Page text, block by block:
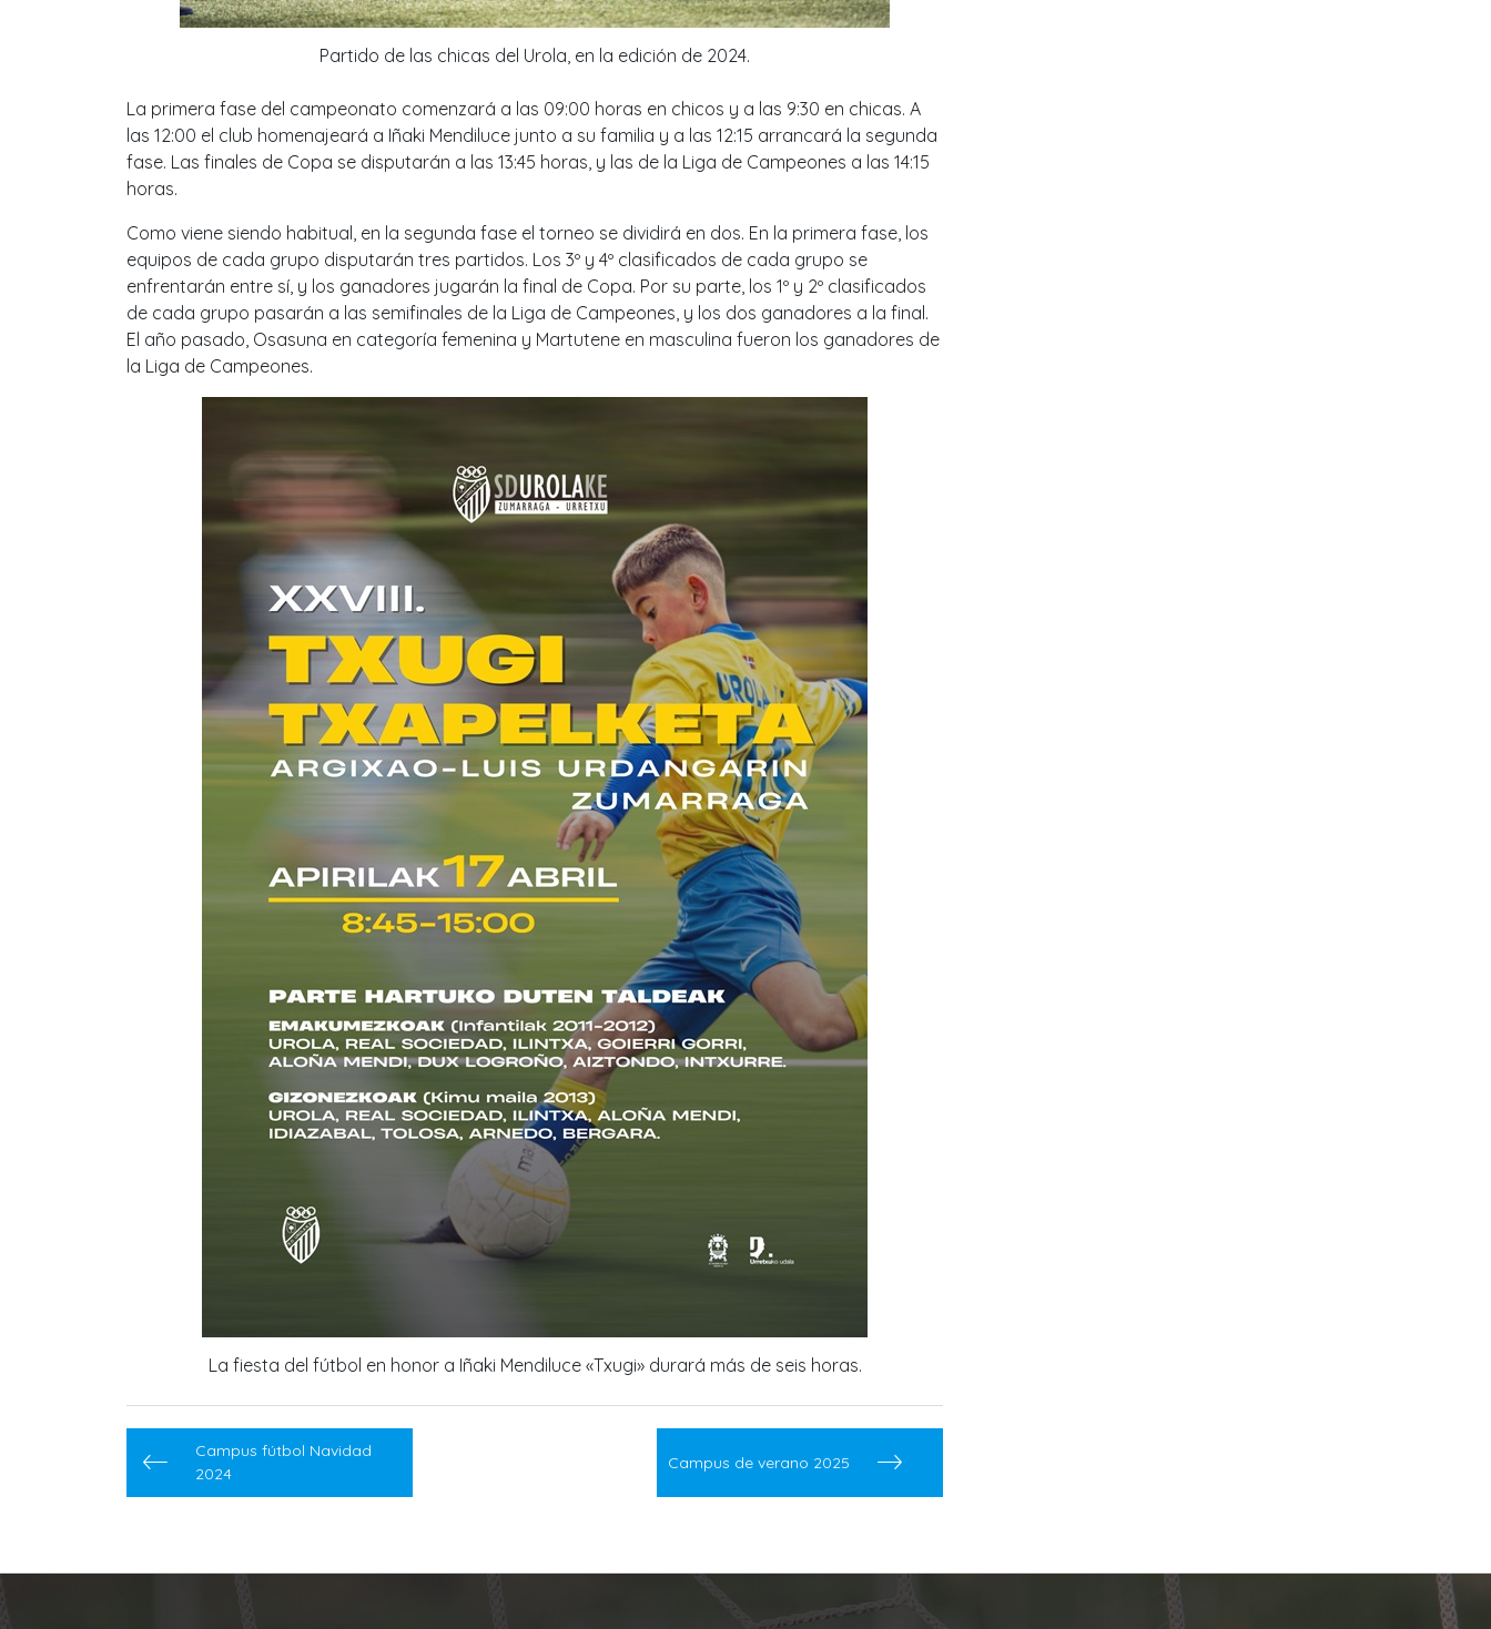
Partido de las chicas del Urola, en la edición de 2024.
La primera fase del campeonato comenzará a las 09:00 horas en chicos y a las 9:30 en chicas. A
las 12:00 el club homenajeará a Iñaki Mendiluce junto a su familia y a las 12:15 arrancará la segunda
fase. Las finales de Copa se disputarán a las 13:45 horas, y las de la Liga de Campeones a las 14:15
horas.
Como viene siendo habitual, en la segunda fase el torneo se dividirá en dos. En la primera fase, los
equipos de cada grupo disputarán tres partidos. Los 3º y 4º clasificados de cada grupo se
enfrentarán entre sí, y los ganadores jugarán la final de Copa. Por su parte, los 1º y 2º clasificados
de cada grupo pasarán a las semifinales de la Liga de Campeones, y los dos ganadores a la final.
El año pasado, Osasuna en categoría femenina y Martutene en masculina fueron los ganadores de
la Liga de Campeones.
La fiesta del fútbol en honor a Iñaki Mendiluce «Txugi» durará más de seis horas.
Navegación
de
entradas
Campus fútbol Navidad
2024
Campus de verano 2025